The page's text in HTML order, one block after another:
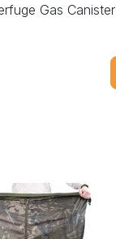
Gas Canister